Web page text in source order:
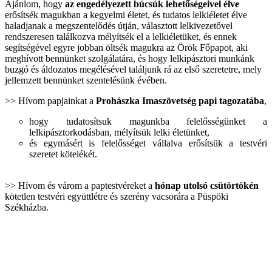
Ajánlom, hogy az engedélyezett búcsúk lehetőségeivel élve
erősítsék magukban a kegyelmi életet, és tudatos lelkiéletet élve
haladjanak a megszentelődés útján, választott lelkivezetővel
rendszeresen találkozva mélyítsék el a lelkiéletüket, és ennek
segítségével egyre jobban öltsék magukra az Örök Főpapot, aki
meghívott bennünket szolgálatára, és hogy lelkipásztori munkánk
buzgó és áldozatos megélésével találjunk rá az első szeretetre, mely
jellemzett bennünket szentelésünk évében.
>> Hívom papjainkat a Prohászka Imaszövetség papi tagozatába,
hogy tudatosítsuk magunkba felelősségünket a
lelkipásztorkodásban, mélyítsük lelki életünket,
és egymásért is felelősséget vállalva erősítsük a testvéri
szeretet kötelékét.
>> Hívom és várom a paptestvéreket a hónap utolsó csütörtökén
kötetlen testvéri együttlétre és szerény vacsorára a Püspöki
Székházba.